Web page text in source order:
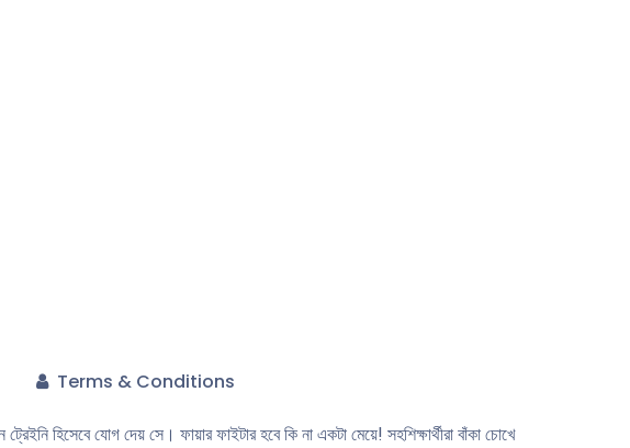
উঠতে?
Terms & Conditions
হিসেবে যােগ দেয় সে। ফায়ার ফাইটার হবে কি না একটা মেয়ে! সহশিক্ষার্থীরা বাঁকা চোখে